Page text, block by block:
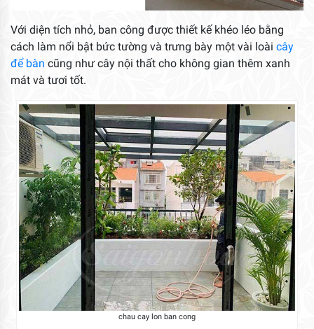
Với diện tích nhỏ, ban công được thiết kế khéo léo bằng
cách làm nổi bật bức tường và trưng bày một vài loài cây
để bàn cũng như cây nội thất cho không gian thêm xanh
mát và tươi tốt.
chau cay lon ban cong